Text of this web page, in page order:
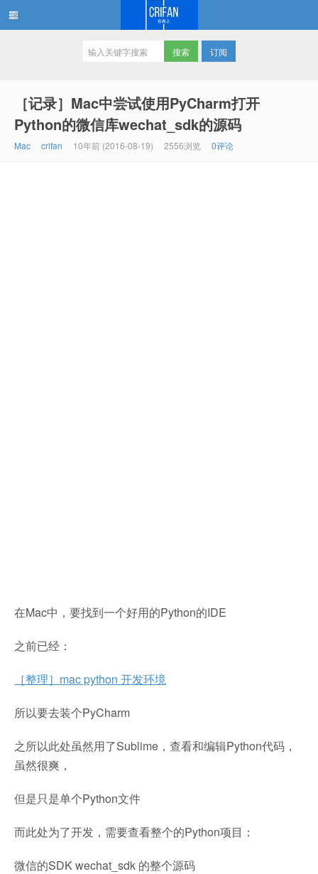
订阅
［记录］Mac中尝试使用PyCharm打开
Python的微信库wechat_sdk的源码
Mac crifan 10年前 (2016-08-19) 2556浏览 0评论
在Mac中，要找到一个好用的Python的IDE
之前已经：
［整理］mac python 开发环境
所以要去装个PyCharm
之所以此处虽然用了Sublime，查看和编辑Python代码，
虽然很爽，
但是只是单个Python文件
而此处为了开发，需要查看整个的Python项目：
微信的SDK wechat_sdk 的整个源码